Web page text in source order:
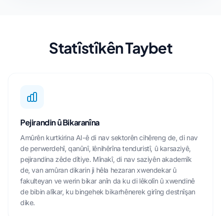
Statîstîkên Taybet
Pejirandin û Bikaranîna
Amûrên kurtkirina AI-ê di nav sektorên cihêreng de, di nav
de perwerdehî, qanûnî, lênihêrîna tenduristî, û karsaziyê,
pejirandina zêde dîtiye. Mînakî, di nav saziyên akademîk
de, van amûran dikarin ji hêla hezaran xwendekar û
fakulteyan ve werin bikar anîn da ku di lêkolîn û xwendinê
de bibin alîkar, ku bingehek bikarhênerek girîng destnîşan
dike.